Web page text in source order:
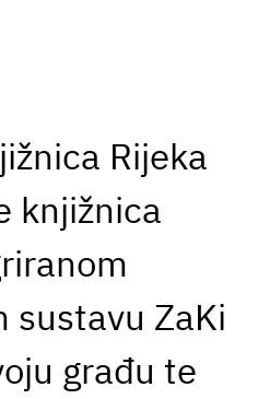
Rijeka
knjižnica
sustavu ZaKi
građu te